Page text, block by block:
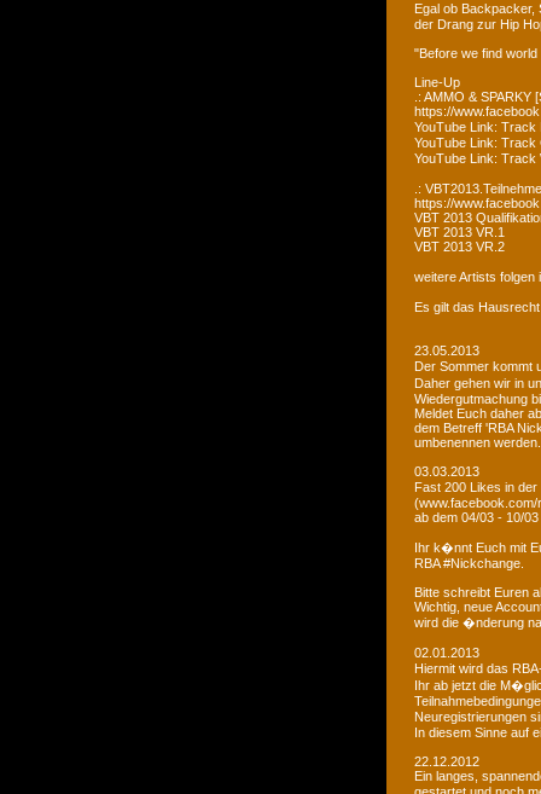
Egal ob
der Drang zur Hip
"Before we find
Line-Up
.: AMMO & SPARKY
https://
YouTube Link:
YouTube Link: Track
YouTube Link:
.:
https://
VBT 2013
VBT 2013 VR.1
VBT 2013 VR.2
weitere Artists
Es gilt das
23.05.2013
Der Sommer kommt
Daher gehen wir in
Wiedergutmachung
Meldet Euch daher
dem Betreff 'RBA
umbenennen
03.03.2013
Fast 200 Likes in
ab dem 04/03 - 10/
Ihr k�nnt Euch mit
RBA #Nickchange.
Bitte schreibt Euren
Wichtig, neue
wird die �nderung
02.01.2013
Hiermit wird das
Ihr ab jetzt die
Neuregistrierungen
In diesem Sinne auf
22.12.2012
Ein langes,